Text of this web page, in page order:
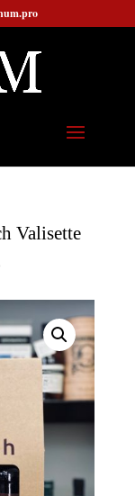
Valisette